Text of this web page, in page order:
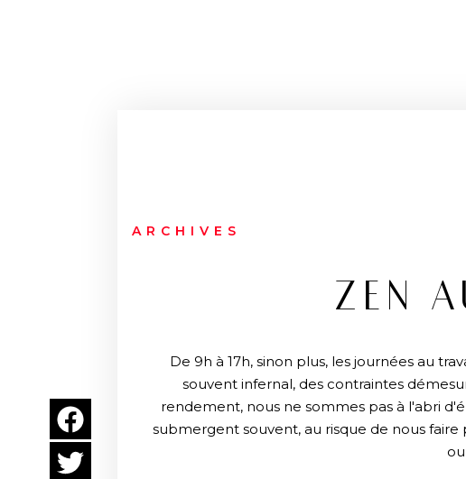
ARCHIVES
ZEN
De 9h à 17h, sinon plus, les journées au
souvent infernal, des contraintes
rendement, nous ne sommes pas à l'abri
submergent souvent, au risque de nous